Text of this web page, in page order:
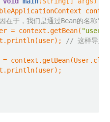
在于，我们是通过Bean的名称
= context.getBean(
"user"
// 这样导入